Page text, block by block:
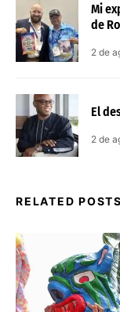
Mi
de
2 de
El
2 de
RELATED POSTS